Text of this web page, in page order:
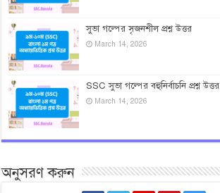
সুভা গল্পের সৃজনশীল প্রশ্ন উত্তর
March 14, 2026
SSC সুভা গল্পের বহুনির্বাচনি প্রশ্ন উত্তর
March 14, 2026
অনুসরণ করুন